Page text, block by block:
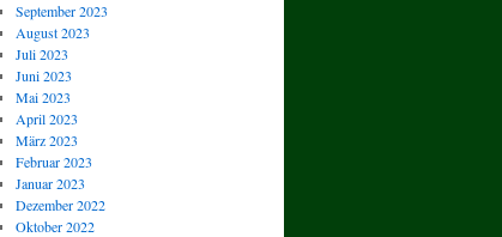
September 2023
August 2023
Juli 2023
Juni 2023
Mai 2023
April 2023
März 2023
Februar 2023
Januar 2023
Dezember 2022
Oktober 2022